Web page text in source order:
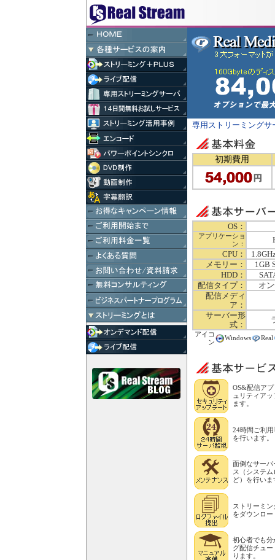
専用ストリーミングサ
初期費用
OS：
アプリケーショ
ン：
CPU：
メモリー：
1GB
HDD：
配信タイプ：
オ
配信メディ
ア：
サーバー形
式：
アイコ
ン
Windows Real
OS&配信ア
ュリティア
ます。
24時間ご利
を行います。
面倒なサーバ
ス（システ
ど）を行いま
ストリーミ
をダウンロ
初心者でも分
グ配信チュ
ります。